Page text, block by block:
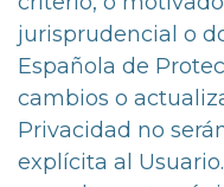
jurisprudencial o
Española de
cambios o
Privacidad no
explícita al